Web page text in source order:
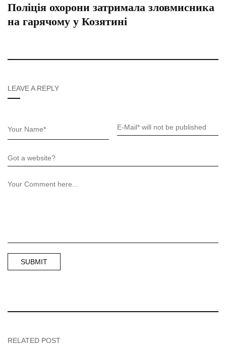
Поліція охорони затримала зловмисника
на гарячому у Козятині
LEAVE A REPLY
RELATED POST